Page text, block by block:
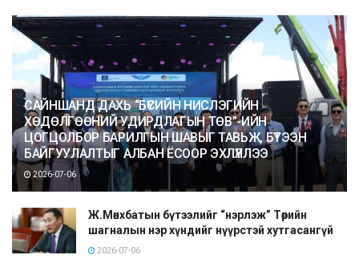
САЙНШАНД ДАХЬ “БҮСИЙН НИСЛЭГИЙН
ХӨДӨЛГӨӨНИЙ УДИРДЛАГЫН ТӨВ”-ИЙН
ЦОГЦОЛБОР БАРИЛГЫН ШАВЫГ ТАВЬЖ, БҮТЭЭН
БАЙГУУЛАЛТЫГ АЛБАН ЁСООР ЭХЛҮҮЛЛЭЭ
2026-07-06
Ж.Мөнхбатын бүтээлийг “нэрлэж” Төрийн
шагналын нэр хүндийг нүүрстэй хутгасангүй
2026-07-06